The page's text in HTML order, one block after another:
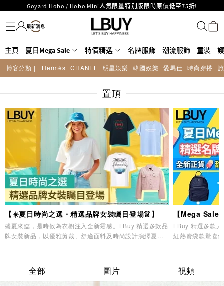
LBuy呈獻 - Hermès 及 Chanel 手袋及首飾原價低至6折，立即入手!
LBuy Nintendo Switch / Nintendo Switch 2 正規商品零售店登陸MOKO 4樓
426號舖！
MOKO 1樓175號鋪旗艦店特設名牌Hermès、CHANEL及LV專區！
購物滿HKD500即享免運費！
LBuy獲香港知識產權署頒發2026《正版正貨承諾》商標
LBuy MEGA SALE 精選名牌手袋及小皮具低至6折
名牌服飾
潮流服飾
童裝
護膚美妝
香水香薰
個人護理
母嬰護理
遊戲及精品玩具
文儀用品
家居生活
電子產品
美食
醫藥保健
運動與戶外用品
主頁 夏日Mega Sale 特價精選 名牌服飾 潮流服飾 童裝
博客分類 | Hermès CHANEL 明星娛樂 韓國娛樂 愛馬仕 時尚穿搭
置頂
【☀️夏日時尚之選・精選品牌女裝矚目登場👗】
盛夏來臨，是時候為衣櫥注入全新靈感。LBuy 精選多款品
牌女裝新品，以優雅剪裁、舒適面料及時尚設計演繹夏日
【Mega
LBuy 精選多款
紅熱賣袋款驚喜
全部 圖片 視頻